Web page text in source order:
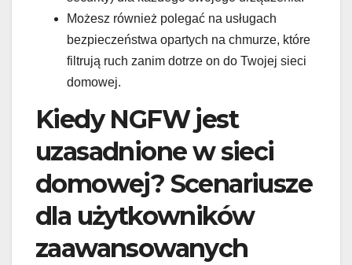
Możesz również polegać na usługach
bezpieczeństwa opartych na chmurze, które
filtrują ruch zanim dotrze on do Twojej sieci
domowej.
Kiedy NGFW jest
uzasadnione w sieci
domowej? Scenariusze
dla użytkowników
zaawansowanych